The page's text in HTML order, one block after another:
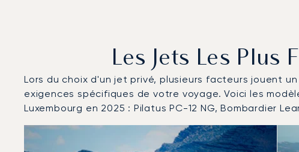
Les Jets Les Plus
Lors du choix d'un jet privé, plusieurs facteurs jouent
exigences spécifiques de votre voyage. Voici les
Luxembourg en 2025 : Pilatus PC-12 NG, Bombardier
Aéroport de Luxembourg : Les 3 modèles d'aéronefs les
Photo de l'aéronef Modèle d'aéronefMouvements en 2025
Sièges
Vitesse (km/h)
Vitesse (nœuds)